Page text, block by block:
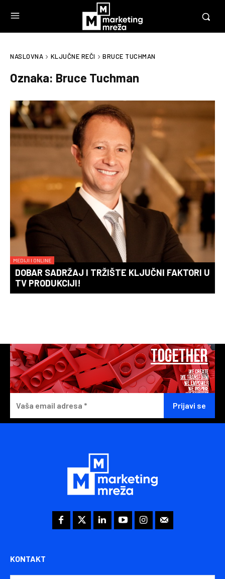
NASLOVNA KLJUČNE REČI BRUCE TUCHMAN
Oznaka: Bruce Tuchman
MEDIJI I ONLINE
DOBAR SADRŽAJ I TRŽIŠTE KLJUČNI FAKTORI U
TV PRODUKCIJI!
KONTAKT